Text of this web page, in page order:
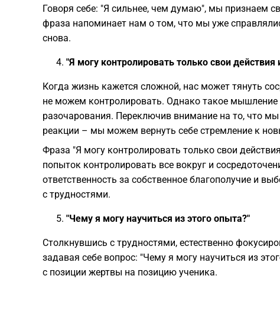
Говоря себе: "Я сильнее, чем думаю", мы признаем
фраза напоминает нам о том, что мы уже
снова.
"Я могу контролировать только свои действия
Когда жизнь кажется сложной, нас может тянуть
не можем контролировать. Однако такое
разочарования. Переключив внимание на то, что
реакции – мы можем вернуть себе стремление к
Фраза "Я могу контролировать только свои
попыток контролировать все вокруг и
ответственность за собственное благополучие и
с трудностями.
"Чему я могу научиться из этого опыта?"
Столкнувшись с трудностями, естественно
задавая себе вопрос: "Чему я могу научиться из
с позиции жертвы на позицию ученика.